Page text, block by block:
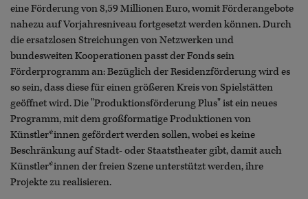
eine Förderung von 8,59 Millionen Euro, womit Förderangebote
nahezu auf Vorjahresniveau fortgesetzt werden können. Durch
die ersatzlosen Streichungen von Netzwerken und
bundesweiten Kooperationen passt der Fonds sein
Förderprogramm an: Bezüglich der Residenzförderung wird es
so sein, dass diese für einen größeren Kreis von Spielstätten
geöffnet wird. Die "Produktionsförderung Plus" ist ein neues
Programm, mit dem großformatige Produktionen von
Künstler*innen gefördert werden sollen, wobei es keine
Beschränkung auf Stadt- oder Staatstheater gibt, damit auch
Künstler*innen der freien Szene unterstützt werden, ihre
Projekte zu realisieren.